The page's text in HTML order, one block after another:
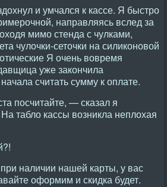
и умчался к кассе. Я быстро
направляясь вслед за
мимо стенда с чулками,
чулочки-сеточки на силиконовой
Я очень вовремя
уже закончила
считать сумму к оплате.
посчитайте, — сказал я
табло кассы возникла неплохая
наличии нашей карты, у вас
оформим и скидка будет.